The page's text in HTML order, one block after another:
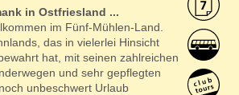
in Ostfriesland ...
im Fünf-Mühlen-Land.
das in vielerlei Hinsicht
hat, mit seinen zahlreichen
und sehr gepflegten
unbeschwert Urlaub